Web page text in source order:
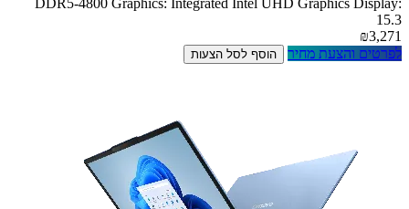
DDR5-4800 Graphics: Integrated Intel UHD Graphics Display:
15.3
₪3,271
לפרטים והצעת מחיר
הוסף לסל הצעות